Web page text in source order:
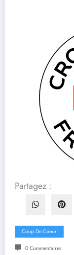
Partagez :
Coup De Coeur
0 Commentaires